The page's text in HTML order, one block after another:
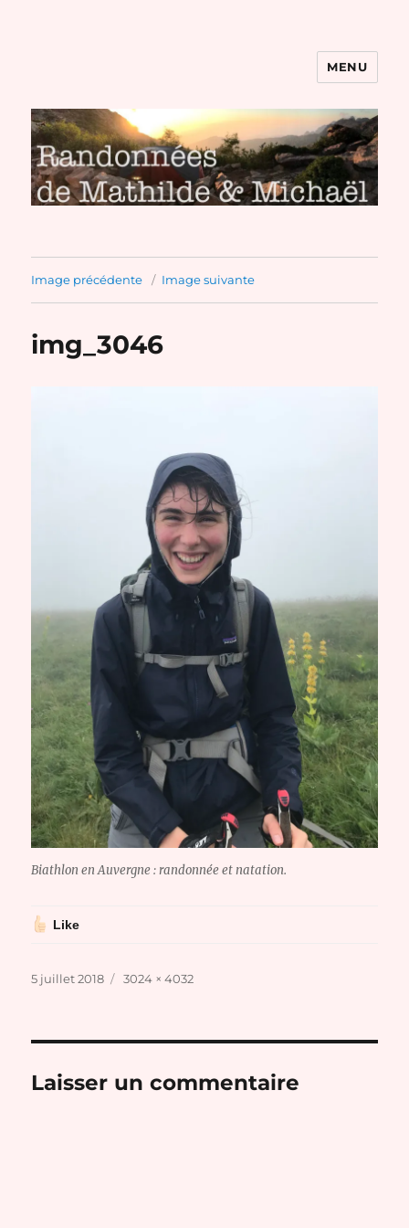
Randonnées de Mathilde et
Michaël
MENU
Image précédente Image suivante
img_3046
Biathlon en Auvergne : randonnée et natation.
Like
Publié
5 juillet 2018
Taille
3024 × 4032
Laisser un commentaire